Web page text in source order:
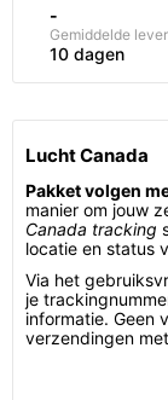
-
Gemiddelde
10 dagen
Lucht Canada
Pakket volgen
manier om jouw
Canada tracking
locatie en status
Via het
je
informatie. Geen
verzendingen